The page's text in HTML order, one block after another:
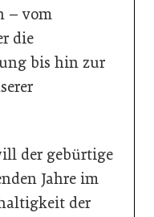
– vom
die
bis hin zur
der gebürtige
Jahre im
der